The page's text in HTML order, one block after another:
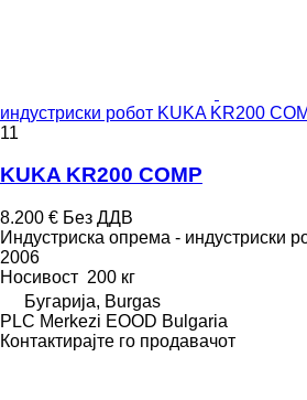
индустриски робот KUKA KR200
11
KUKA KR200 COMP
8.200 € Без ДДВ
Индустриска опрема - индустриски
2006
Носивост 200 кг
Бугарија, Burgas
PLC Merkezi EOOD Bulgaria
Контактирајте го продавачот